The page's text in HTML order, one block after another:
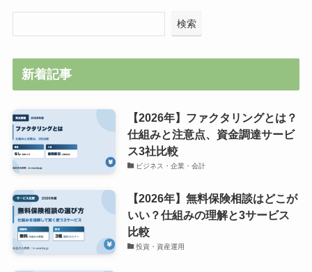
検索
新着記事
【2026年】ファクタリングとは？
仕組みと注意点、資金調達サービ
ス3社比較
ビジネス・企業・会計
【2026年】無料保険相談はどこが
いい？仕組みの理解と3サービス
比較
投資・資産運用